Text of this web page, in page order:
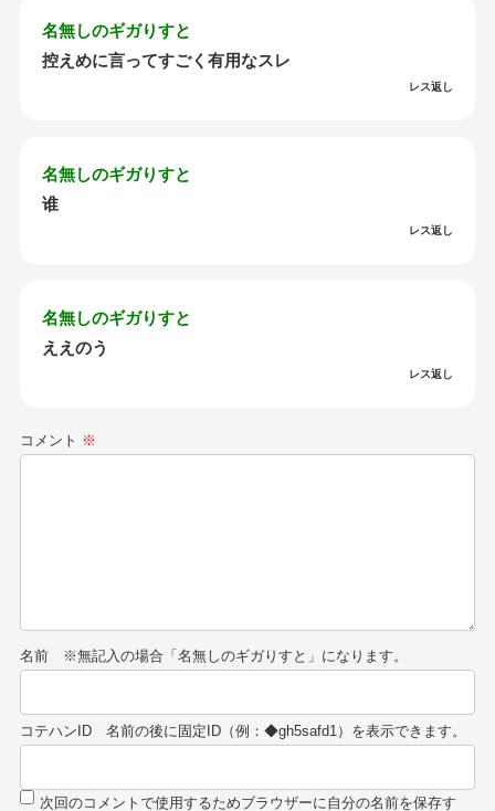
名無しのギガりすと
控えめに言ってすごく有用なスレ
レス返し
名無しのギガりすと
谁
レス返し
名無しのギガりすと
ええのう
レス返し
コメント ※
名前
コテハンID